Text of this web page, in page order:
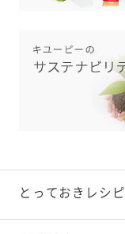
とっておきレシピ